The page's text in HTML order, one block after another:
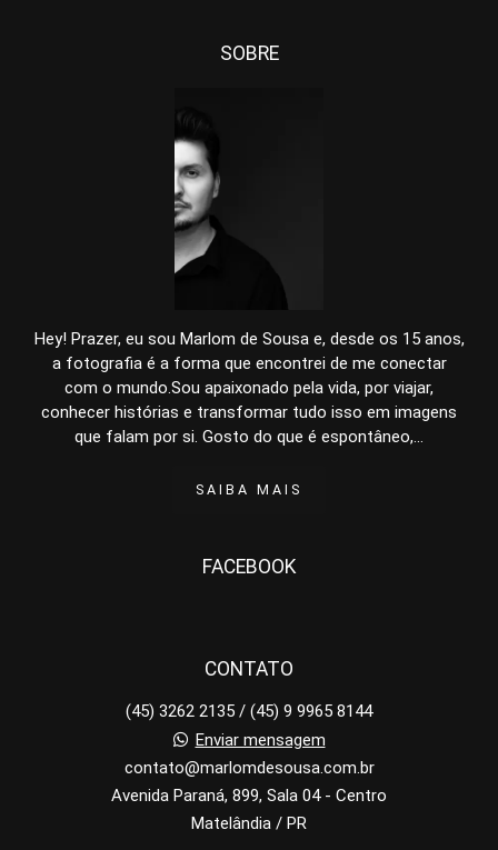
SOBRE
Hey! Prazer, eu sou Marlom de Sousa e, desde os 15 anos,
a fotografia é a forma que encontrei de me conectar
com o mundo.Sou apaixonado pela vida, por viajar,
conhecer histórias e transformar tudo isso em imagens
que falam por si. Gosto do que é espontâneo,...
SAIBA MAIS
FACEBOOK
CONTATO
(45) 3262 2135 / (45) 9 9965 8144
Enviar mensagem
contato@marlomdesousa.com.br
Avenida Paraná, 899, Sala 04 - Centro
Matelândia / PR